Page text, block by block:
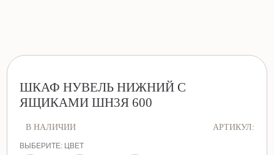
ШКАФ НУВЕЛЬ НИЖНИЙ С
ЯЩИКАМИ ШН3Я 600
В НАЛИЧИИ АРТИКУЛ:
ВЫБЕРИТЕ: ЦВЕТ